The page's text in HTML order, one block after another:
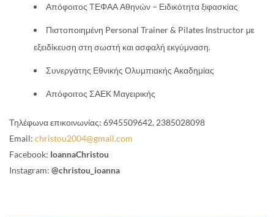
Απόφοιτος ΤΕΦΑΑ Αθηνών – Ειδικότητα ξιφασκίας
Πιστοποιημένη Personal Trainer & Pilates Instructor με
εξειδίκευση στη σωστή και ασφαλή εκγύμναση.
Συνεργάτης Εθνικής Ολυμπιακής Ακαδημίας
Απόφοιτος ΣΑΕΚ Μαγειρικής
Τηλέφωνα επικοινωνίας: 6945509642, 2385028098
Email: christou2004@gmail.com
Facebook: IoannaChristou
Instagram: @christou_ioanna